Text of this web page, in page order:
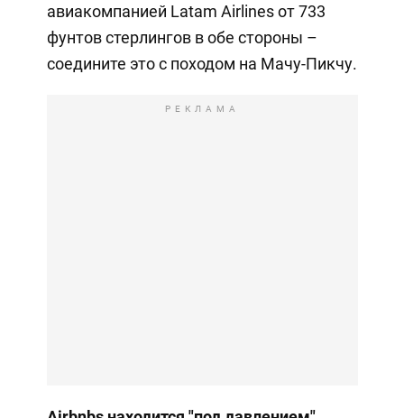
авиакомпанией Latam Airlines от 733
фунтов стерлингов в обе стороны –
соедините это с походом на Мачу-Пикчу.
РЕКЛАМА